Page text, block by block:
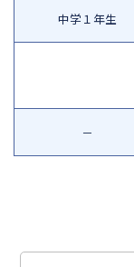
中学１年生
－